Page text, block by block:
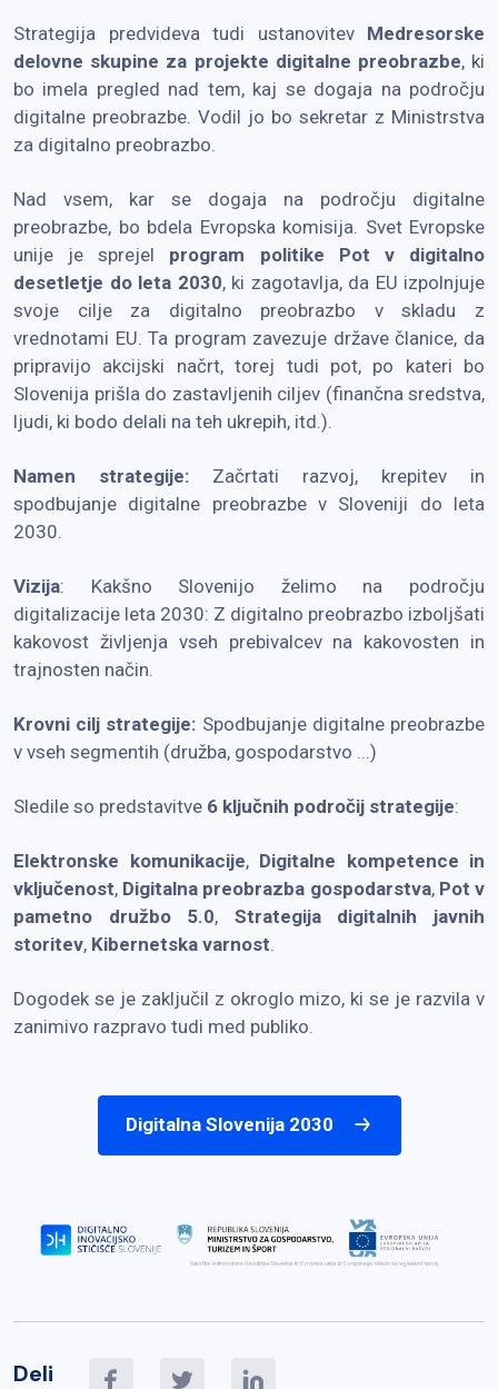
Strategija predvideva tudi ustanovitev Medresorske
delovne skupine za projekte digitalne preobrazbe, ki
bo imela pregled nad tem, kaj se dogaja na področju
digitalne preobrazbe. Vodil jo bo sekretar z Ministrstva
za digitalno preobrazbo.
Nad vsem, kar se dogaja na področju digitalne
preobrazbe, bo bdela Evropska komisija. Svet Evropske
unije je sprejel program politike Pot v digitalno
desetletje do leta 2030, ki zagotavlja, da EU izpolnjuje
svoje cilje za digitalno preobrazbo v skladu z
vrednotami EU. Ta program zavezuje države članice, da
pripravijo akcijski načrt, torej tudi pot, po kateri bo
Slovenija prišla do zastavljenih ciljev (finančna sredstva,
ljudi, ki bodo delali na teh ukrepih, itd.).
Namen strategije: Začrtati razvoj, krepitev in
spodbujanje digitalne preobrazbe v Sloveniji do leta
2030.
Vizija: Kakšno Slovenijo želimo na področju
digitalizacije leta 2030: Z digitalno preobrazbo izboljšati
kakovost življenja vseh prebivalcev na kakovosten in
trajnosten način.
Krovni cilj strategije: Spodbuj​​anje digitalne preobrazbe
v vseh segmentih (družba, gospodarstvo ...)
Sledile so predstavitve 6 ključnih področij strategije:
Elektronske komunikacije, Digitalne kompetence in
vključenost, Digitalna preobrazba gospodarstva, Pot v
pametno družbo 5.0, Strategija digitalnih javnih
storitev, Kibernetska varnost
Dogodek se je zaključil z okroglo mizo, ki se je razvila v
zanimivo razpravo tudi med publiko.
Digitalna Slovenija 2030
Deli